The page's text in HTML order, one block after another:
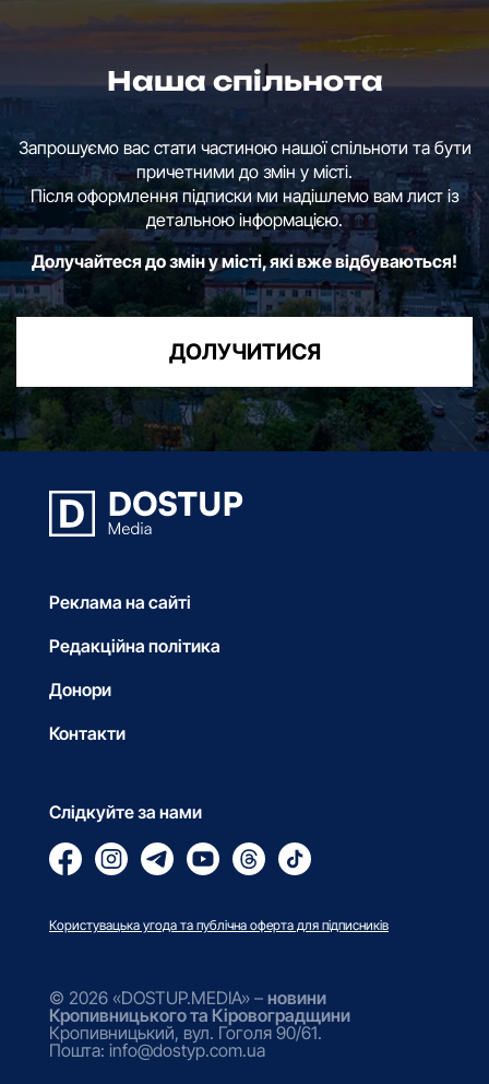
Наша спільнота
Запрошуємо вас стати частиною нашої спільноти та бути
причетними до змін у місті.
Після оформлення підписки ми надішлемо вам лист із
детальною інформацією.
Долучайтеся до змін у місті, які вже відбуваються!
ДОЛУЧИТИСЯ
Реклама на сайті
Редакційна політика
Донори
Контакти
Слідкуйте за нами
Користувацька угода та публічна оферта для підписників
© 2026 «DOSTUP.MEDIA» – новини
Кропивницького та Кіровоградщини
Кропивницький, вул. Гоголя 90/61.
Пошта: info@dostyp.com.ua